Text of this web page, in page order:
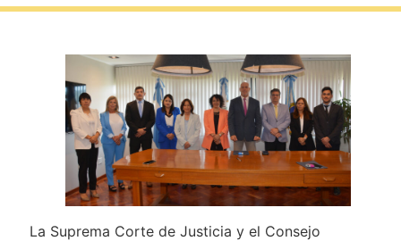
La Suprema Corte de Justicia y el Consejo